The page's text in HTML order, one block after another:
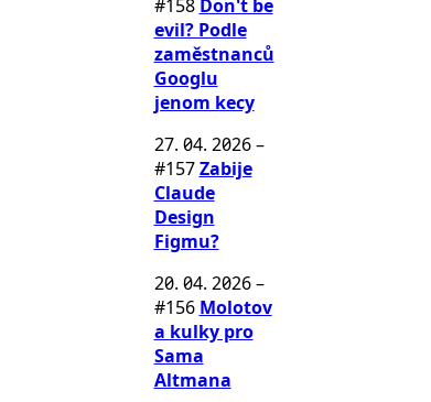
#158 Don't be
evil? Podle
zaměstnanců
Googlu
jenom kecy
27. 04. 2026–
#157 Zabije
Claude
Design
Figmu?
20. 04. 2026–
#156 Molotov
a kulky pro
Sama
Altmana